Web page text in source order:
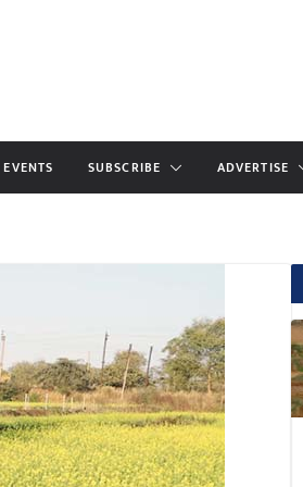
EVENTS SUBSCRIBE ADVERTISE